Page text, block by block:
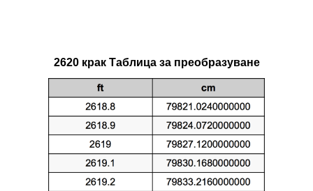
2620 крак Таблица за преобразуване